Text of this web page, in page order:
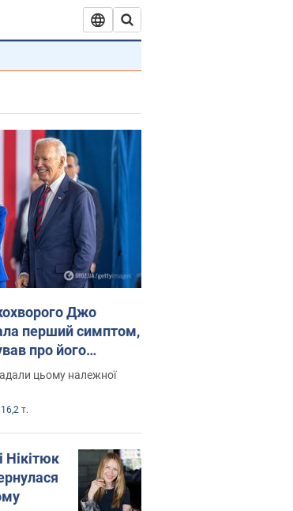
Джо
перший симптом,
про його
цьому належної
16,2 т.
Нікітюк